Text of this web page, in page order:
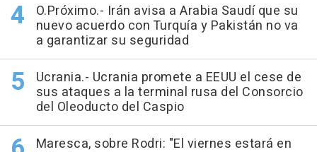
O.Próximo.- Irán avisa a Arabia Saudí que su
nuevo acuerdo con Turquía y Pakistán no va
a garantizar su seguridad
Ucrania.- Ucrania promete a EEUU el cese de
sus ataques a la terminal rusa del Consorcio
del Oleoducto del Caspio
Maresca, sobre Rodri: "El viernes estará en